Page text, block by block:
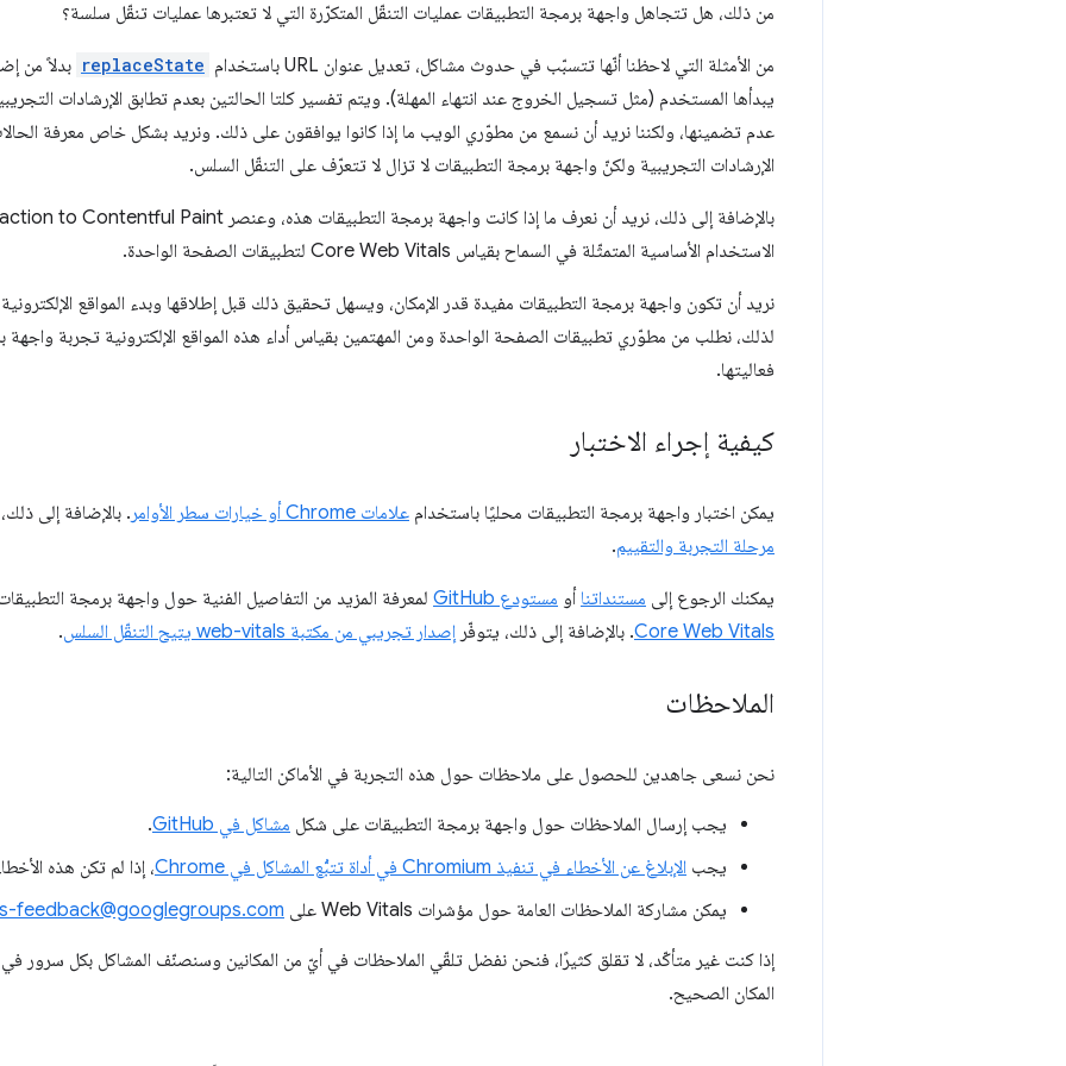
من ذلك، هل تتجاهل واجهة برمجة التطبيقات عمليات التنقّل المتكرّرة التي لا تعتبرها عمليات تنقّل سلسة؟
من الأمثلة التي لاحظنا أنّها تتسبّب في حدوث مشاكل، تعديل عنوان URL باستخدام replaceState بدلاً من
عدم تضمينها، ولكننا نريد أن نسمع من مطوّري الويب ما إذا كانوا يوافقون على ذلك. ونريد بشكل خاص معرفة
الإرشادات التجريبية ولكنّ واجهة برمجة التطبيقات لا تزال لا تتعرّف على التنقّل السلس.
الاستخدام الأساسية المتمثّلة في السماح بقياس Core Web Vitals لتطبيقات الصفحة الواحدة.
نريد أن تكون واجهة برمجة التطبيقات مفيدة قدر الإمكان، ويسهل تحقيق ذلك قبل إطلاقها وبدء المواقع
لذلك، نطلب من مطوّري تطبيقات الصفحة الواحدة ومن المهتمين بقياس أداء هذه المواقع الإلكترونية تجربة واجهة
فعاليتها.
كيفية إجراء الاختبار
يمكن اختبار واجهة برمجة التطبيقات محليًا باستخدام علامات Chrome أو خيارات سطر الأوامر
. بالإضافة إلى
مرحلة التجربة والتقييم.
يمكنك الرجوع إلى مستنداتنا أو مستودع GitHub
لمعرفة المزيد من التفاصيل الفنية حول واجهة برمجة
Core Web Vitals. بالإضافة إلى ذلك، يتوفّر إصدار تجريبي من مكتبة web-vitals يتيح التنقّل السلس .
الملاحظات
نحن نسعى جاهدين للحصول على ملاحظات حول هذه التجربة في الأماكن التالية:
يجب إرسال الملاحظات حول واجهة برمجة التطبيقات على شكل مشاكل في GitHub
.
يجب الإبلاغ عن الأخطاء في تنفيذ Chromium في أداة تتبُّع المشاكل في Chrome
، إذا لم تكن هذه
يمكن مشاركة الملاحظات العامة حول مؤشرات Web Vitals على
feedback@googlegroups.com
إذا كنت غير متأكّد، لا تقلق كثيرًا، فنحن نفضل تلقّي الملاحظات في أيّ من المكانين وسنصنّف المشاكل بكل سرور في
المكان الصحيح.